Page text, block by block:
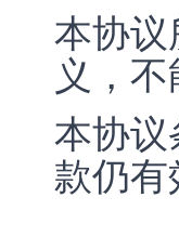
本协
义，
本协
款仍